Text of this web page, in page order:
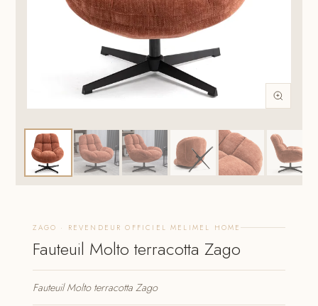
ZAGO · REVENDEUR OFFICIEL MELIMEL HOME
Fauteuil Molto terracotta Zago
Fauteuil Molto terracotta Zago